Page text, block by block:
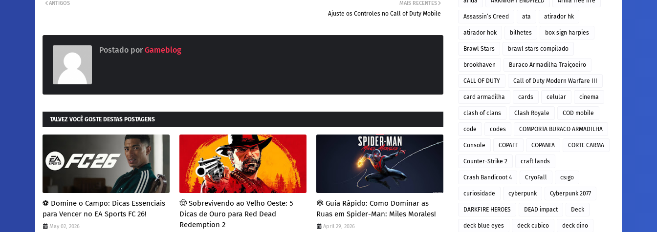
MAIS RECENTES
Ajuste os Controles no Call of Duty Mobile
ANTIGOS
Postado por Gameblog
TALVEZ VOCÊ GOSTE DESTAS POSTAGENS
​⚽ Domine o Campo: Dicas Essenciais
para Vencer no EA Sports FC 26!
May 02, 2026
​🤠 Sobrevivendo ao Velho Oeste: 5
Dicas de Ouro para Red Dead
Redemption 2
​🕸️ Guia Rápido: Como Dominar as
Ruas em Spider-Man: Miles Morales!
April 29, 2026
Assassin’s Creed ata atirador hk
atirador hok bilhetes box sign harpies
Brawl Stars brawl stars compilado
brookhaven Buraco Armadilha Traiçoeiro
CALL OF DUTY Call of Duty Modern Warfare III
card armadilha cards celular cinema
clash of clans Clash Royale COD mobile
code codes COMPORTA BURACO ARMADILHA
Console COPAFF COPANFA CORTE CARMA
Counter-Strike 2 craft lands
Crash Bandicoot 4 CryoFall cs:go
curiosidade cyberpunk Cyberpunk 2077
DARKFIRE HEROES DEAD impact Deck
deck blue eyes deck cubico deck dino